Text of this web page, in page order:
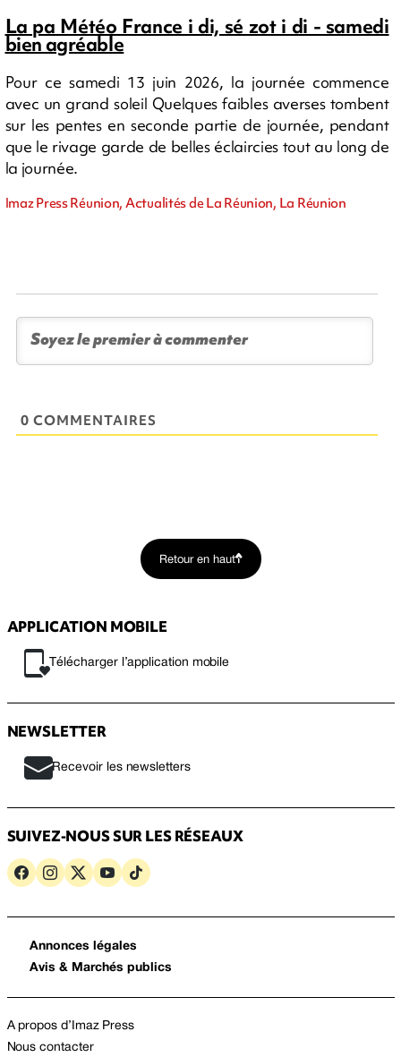
La pa Météo France i di, sé zot i di - samedi
bien agréable
Pour ce samedi 13 juin 2026, la journée commence
avec un grand soleil Quelques faibles averses tombent
sur les pentes en seconde partie de journée, pendant
que le rivage garde de belles éclaircies tout au long de
la journée.
Imaz Press Réunion, Actualités de La Réunion, La Réunion
0 COMMENTAIRES
Retour en haut
APPLICATION MOBILE
Télécharger l’application mobile
NEWSLETTER
Recevoir les newsletters
SUIVEZ-NOUS SUR LES RÉSEAUX
Annonces légales
Avis & Marchés publics
A propos d’Imaz Press
Nous contacter